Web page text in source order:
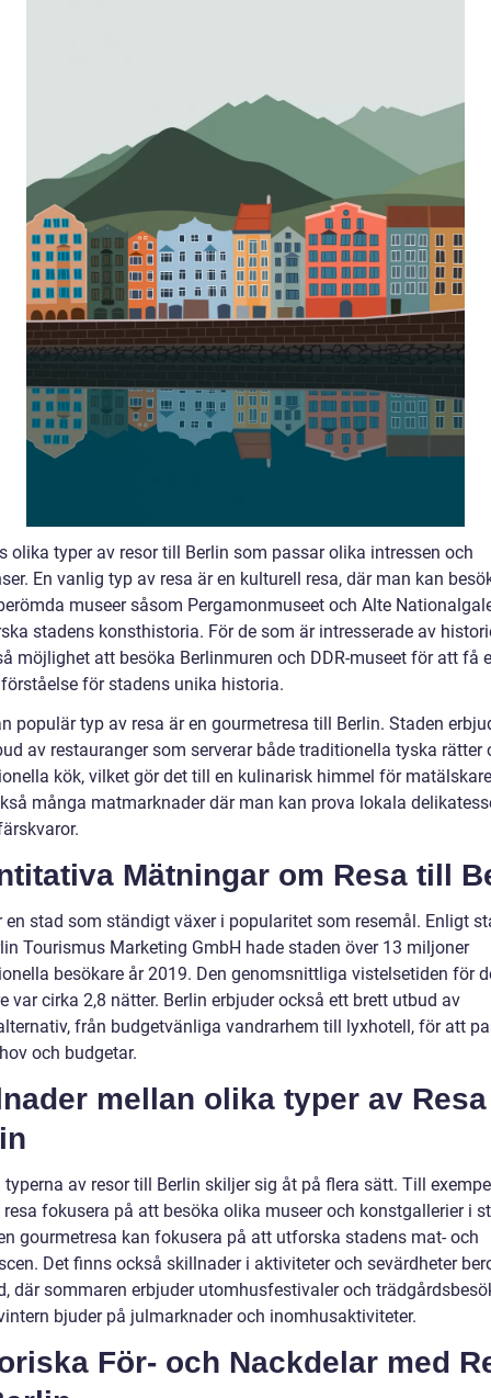
olika typer av resor till Berlin som passar olika intressen och
En vanlig typ av resa är en kulturell resa, där man kan
museer såsom Pergamonmuseet och Alte
stadens konsthistoria. För de som är intresserade av
möjlighet att besöka Berlinmuren och DDR-museet för att få
för stadens unika historia.
populär typ av resa är en gourmetresa till Berlin. Staden
av restauranger som serverar både traditionella tyska rätter
kök, vilket gör det till en kulinarisk himmel för
många matmarknader där man kan prova lokala
Mätningar om Resa till
en stad som ständigt växer i popularitet som resemål. Enligt
Tourismus Marketing GmbH hade staden över 13 miljoner
besökare år 2019. Den genomsnittliga vistelsetiden för
var cirka 2,8 nätter. Berlin erbjuder också ett brett utbud av
från budgetvänliga vandrarhem till lyxhotell, för att
och budgetar.
mellan olika typer av
typerna av resor till Berlin skiljer sig åt på flera sätt. Till
fokusera på att besöka olika museer och konstgallerier i
gourmetresa kan fokusera på att utforska stadens mat- och
Det finns också skillnader i aktiviteter och sevärdheter
där sommaren erbjuder utomhusfestivaler och
bjuder på julmarknader och inomhusaktiviteter.
För- och Nackdelar med